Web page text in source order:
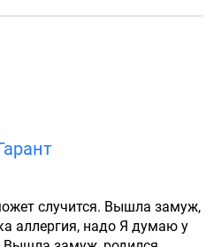
аллергия, надо Я думаю у